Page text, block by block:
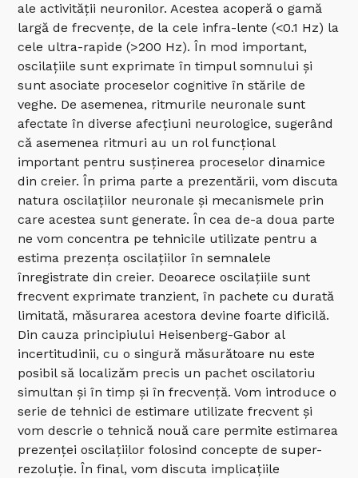
ale activității neuronilor. Acestea acoperă o gamă
largă de frecvențe, de la cele infra-lente (<0.1 Hz) la
cele ultra-rapide (>200 Hz). În mod important,
oscilațiile sunt exprimate în timpul somnului și
sunt asociate proceselor cognitive în stările de
veghe. De asemenea, ritmurile neuronale sunt
afectate în diverse afecțiuni neurologice, sugerând
că asemenea ritmuri au un rol funcțional
important pentru susținerea proceselor dinamice
din creier. În prima parte a prezentării, vom discuta
natura oscilațiilor neuronale și mecanismele prin
care acestea sunt generate. În cea de-a doua parte
ne vom concentra pe tehnicile utilizate pentru a
estima prezența oscilațiilor în semnalele
înregistrate din creier. Deoarece oscilațiile sunt
frecvent exprimate tranzient, în pachete cu durată
limitată, măsurarea acestora devine foarte dificilă.
Din cauza principiului Heisenberg-Gabor al
incertitudinii, cu o singură măsurătoare nu este
posibil să localizăm precis un pachet oscilatoriu
simultan și în timp și în frecvență. Vom introduce o
serie de tehnici de estimare utilizate frecvent și
vom descrie o tehnică nouă care permite estimarea
prezenței oscilațiilor folosind concepte de super-
rezoluție. În final, vom discuta implicațiile